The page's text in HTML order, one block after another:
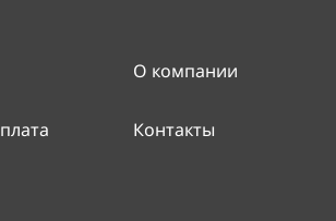
О компании
Контакты